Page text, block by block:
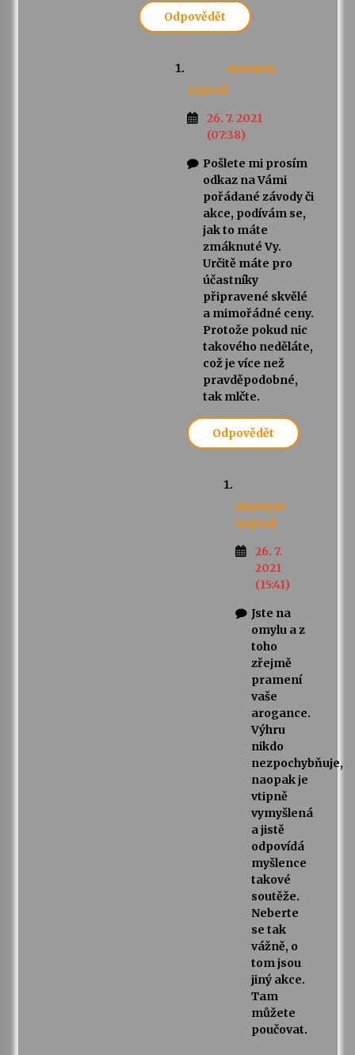
Odpovědět
Anonym
napsal:
26. 7. 2021
(07:38)
Pošlete mi prosím
odkaz na Vámi
pořádané závody či
akce, podívám se,
jak to máte
zmáknuté Vy.
Určitě máte pro
účastníky
připravené skvělé
a mimořádné ceny.
Protože pokud nic
takového neděláte,
což je více než
pravděpodobné,
tak mlčte.
Odpovědět
Anonym
napsal:
26. 7.
2021
(15:41)
Jste na
omylu a z
toho
zřejmě
pramení
vaše
arogance.
Výhru
nikdo
nezpochybňuje,
naopak je
vtipně
vymyšlená
a jistě
odpovídá
myšlence
takové
soutěže.
Neberte
se tak
vážně, o
tom jsou
jiný akce.
Tam
můžete
poučovat.